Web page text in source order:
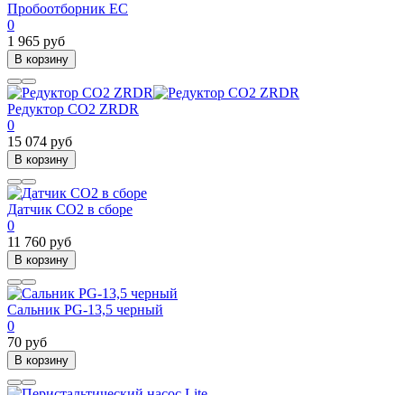
Пробоотборник ЕС
0
1 965 руб
В корзину
Редуктор СО2 ZRDR
0
15 074 руб
В корзину
Датчик CO2 в сборе
0
11 760 руб
В корзину
Сальник PG-13,5 черный
0
70 руб
В корзину